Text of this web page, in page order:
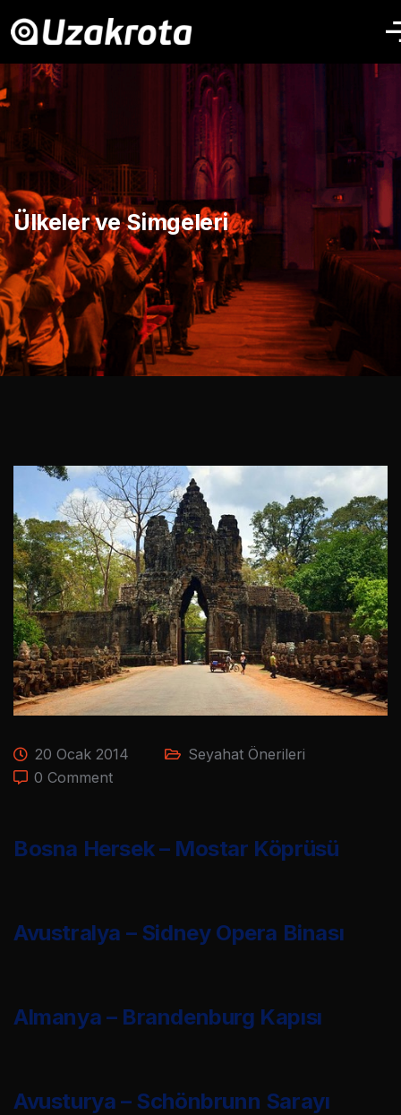
Ülkeler ve Simgeleri
20 Ocak 2014
Seyahat Önerileri
0 Comment
Bosna Hersek – Mostar Köprüsü
Avustralya – Sidney Opera Binası
Almanya – Brandenburg Kapısı
Avusturya – Schönbrunn Sarayı